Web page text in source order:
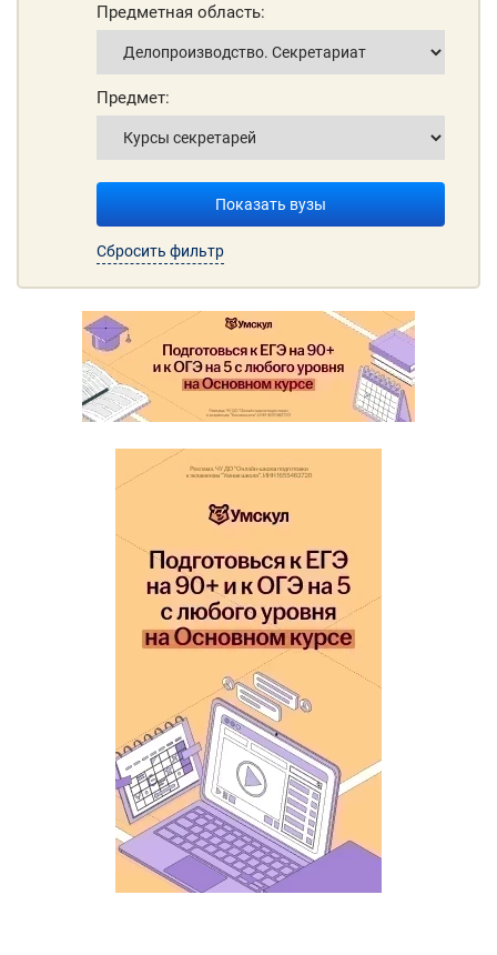
Предметная область:
Предмет:
Показать вузы
Сбросить фильтр